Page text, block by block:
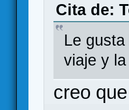
Cita de:
Le
viaje y
creo